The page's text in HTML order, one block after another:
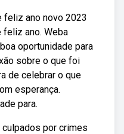
feliz ano novo 2023
feliz ano. Weba
oportunidade para
sobre o que foi
de celebrar o que
esperança.
para.
por crimes